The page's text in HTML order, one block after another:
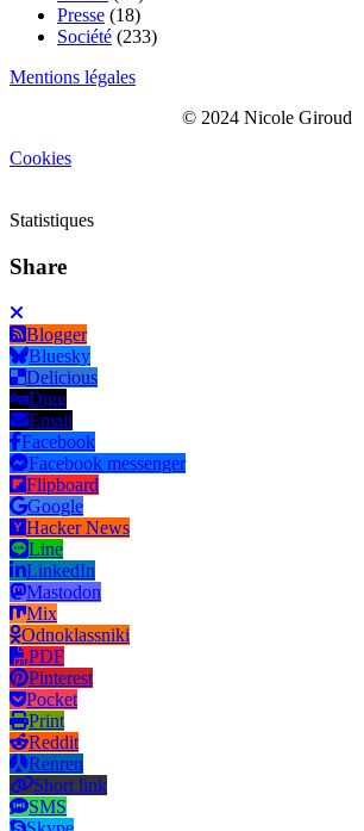
Presse (18)
Société (233)
Mentions légales
© 2024 Nicole Giroud
Cookies
Statistiques
Share
Blogger
Bluesky
Delicious
Digg
Email
Facebook
Facebook messenger
Flipboard
Google
Hacker News
Line
LinkedIn
Mastodon
Mix
Odnoklassniki
PDF
Pinterest
Pocket
Print
Reddit
Renren
Short link
SMS